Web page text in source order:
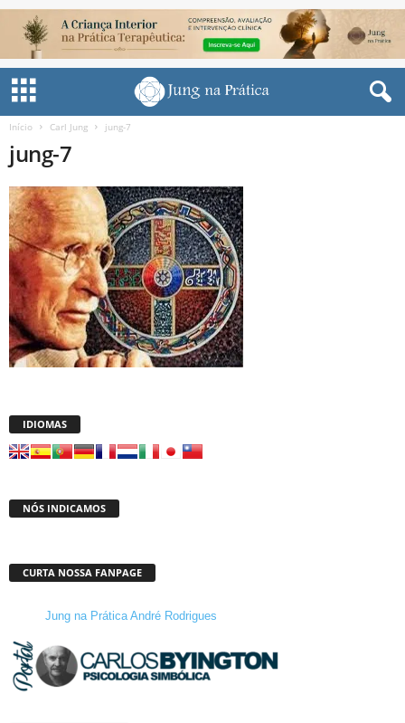
Início Carl Jung jung-7
jung-7
IDIOMAS
NÓS INDICAMOS
CURTA NOSSA FANPAGE
Jung na Prática André Rodrigues